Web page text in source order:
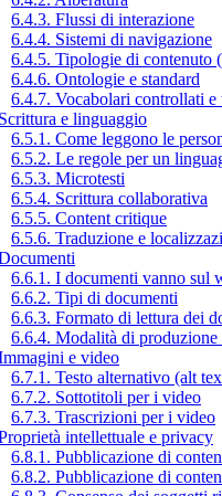
6.4.3. Flussi di interazione
6.4.4. Sistemi di navigazione
6.4.5. Tipologie di contenuto
6.4.6. Ontologie e standard
6.4.7. Vocabolari controllati e
e linguaggio
6.5.1. Come leggono le
6.5.2. Le regole per un
6.5.3. Microtesti
6.5.4. Scrittura collaborativa
6.5.5. Content critique
6.5.6. Traduzione e
6.6.1. I documenti vanno sul
6.6.2. Tipi di documenti
6.6.3. Formato di lettura dei
6.6.4. Modalità di produzione
e video
6.7.1. Testo alternativo (alt
6.7.2. Sottotitoli per i video
6.7.3. Trascrizioni per i video
intellettuale e privacy
6.8.1. Pubblicazione di
6.8.2. Pubblicazione di